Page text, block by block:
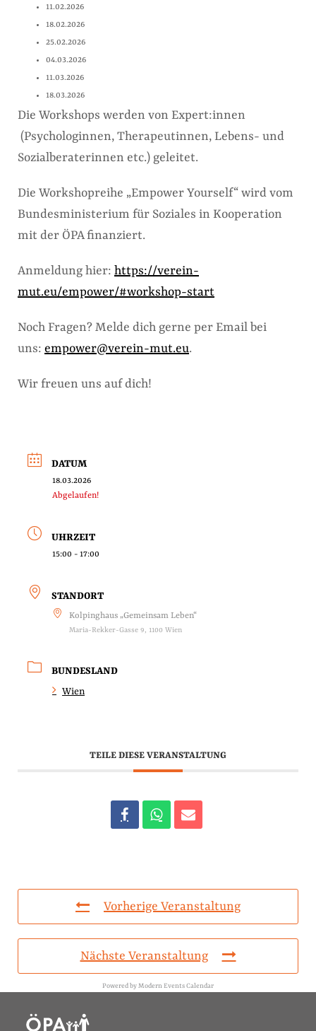
11.02.2026
18.02.2026
25.02.2026
04.03.2026
11.03.2026
18.03.2026
Die Workshops werden von Expert:innen
(Psychologinnen, Therapeutinnen, Lebens- und
Sozialberaterinnen etc.) geleitet.
Die Workshopreihe „Empower Yourself“ wird vom
Bundesministerium für Soziales in Kooperation
mit der ÖPA finanziert.
Anmeldung hier: https://verein-
mut.eu/empower/#workshop-start
Noch Fragen? Melde dich gerne per Email bei
uns: empower@verein-mut.eu.
Wir freuen uns auf dich!
DATUM
18.03.2026
Abgelaufen!
UHRZEIT
15:00 - 17:00
STANDORT
Kolpinghaus „Gemeinsam Leben“
Maria-Rekker-Gasse 9, 1100 Wien
BUNDESLAND
Wien
TEILE DIESE VERANSTALTUNG
Vorherige Veranstaltung
Nächste Veranstaltung
Powered byModern Events Calendar